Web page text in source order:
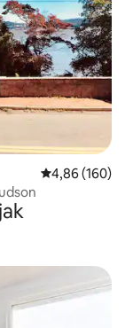
4,86 av 5 i
4,86 (160)